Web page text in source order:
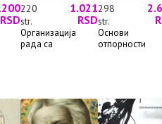
RSD
220
str.
1.021
RSD
Организација
рада са
298
str.
Основи
отпорности